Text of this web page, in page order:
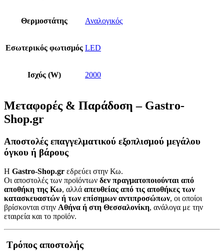
Θερμοστάτης Αναλογικός
Εσωτερικός φωτισμός LED
Ισχύς (W) 2000
Μεταφορές & Παράδοση – Gastro-
Shop.gr
Αποστολές επαγγελματικού εξοπλισμού μεγάλου
όγκου ή βάρους
Η Gastro-Shop.gr εδρεύει στην Κω.
Οι αποστολές των προϊόντων δεν πραγματοποιούνται από
αποθήκη της Κω, αλλά απευθείας από τις αποθήκες των
κατασκευαστών ή των επίσημων αντιπροσώπων, οι οποίοι
βρίσκονται στην Αθήνα ή στη Θεσσαλονίκη, ανάλογα με την
εταιρεία και το προϊόν.
Τρόπος αποστολής